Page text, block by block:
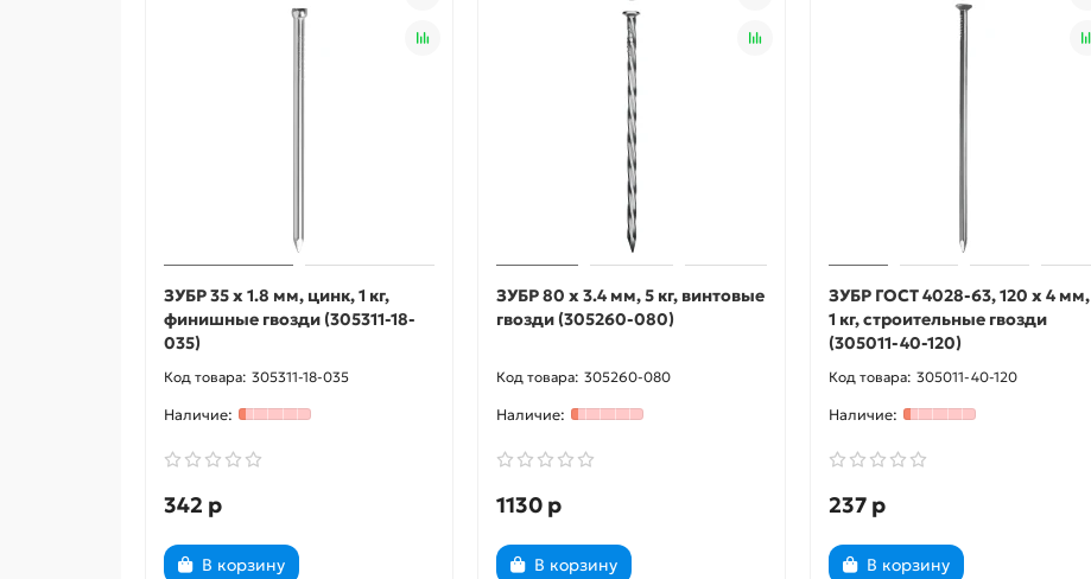
ЗУБР 35 x 1.8 мм, цинк, 1 кг,
финишные гвозди (305311-18-
035)
305311-18-035
342 р
В корзину
ЗУБР 80 x 3.4 мм, 5 кг, винтовые
гвозди (305260-080)
305260-080
1130 р
В корзину
ЗУБР ГОСТ 4028-63, 120 x 4 мм,
1 кг, строительные гвозди
(305011-40-120)
305011-40-120
237 р
В корзину